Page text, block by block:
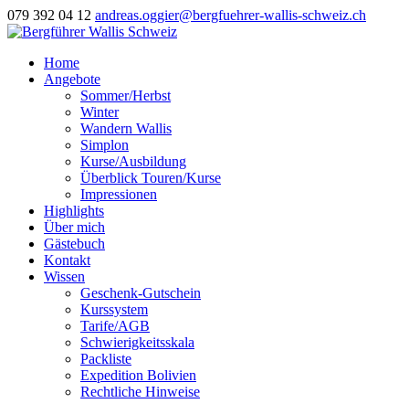
079 392 04 12 andreas.oggier@bergfuehrer-wallis-schweiz.ch
Home
Angebote
Sommer/Herbst
Winter
Wandern Wallis
Simplon
Kurse/Ausbildung
Überblick Touren/Kurse
Impressionen
Highlights
Über mich
Gästebuch
Kontakt
Wissen
Geschenk-Gutschein
Kurssystem
Tarife/AGB
Schwierigkeitsskala
Packliste
Expedition Bolivien
Rechtliche Hinweise